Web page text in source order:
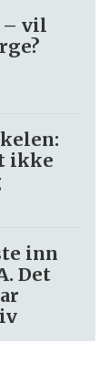
– vil
ikke
inn
Det